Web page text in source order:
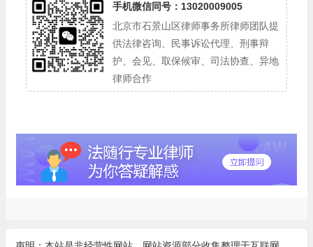
手机微信同号：13020009005
北京市石景山区律师事务所律师团队提
供法律咨询、民事诉讼代理、刑事辩
护、会见、取保候审、司法协查、异地
律师合作